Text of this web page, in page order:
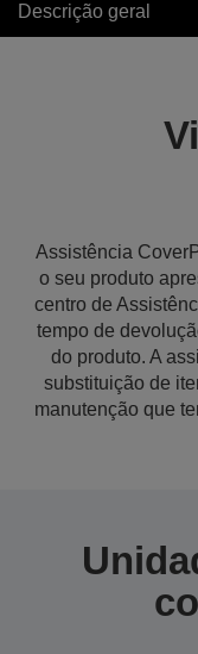
Descrição geral
Assistência
o seu produto
centro de
tempo de
do produto. A
substituição de
manutenção que